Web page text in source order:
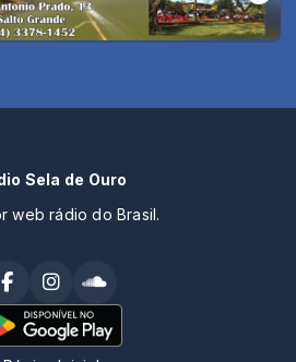
Sela de Ouro
web rádio do Brasil.